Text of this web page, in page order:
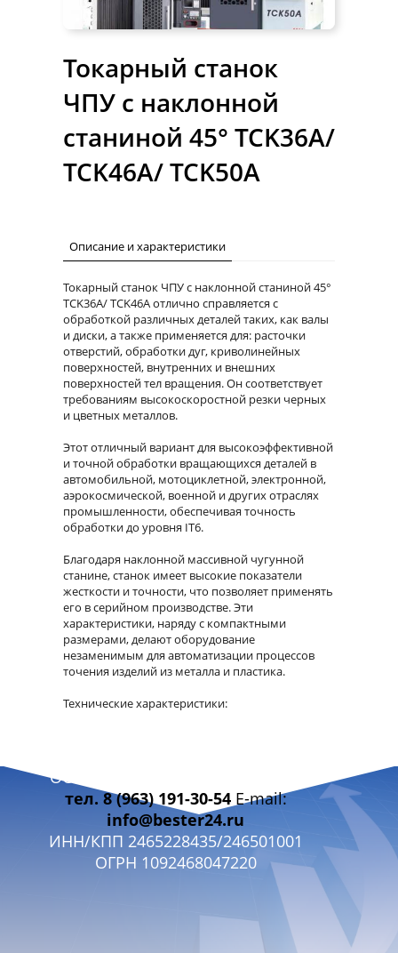
Токарный станок
ЧПУ с наклонной
станиной 45° TCK36A/
TCK46A/ TCK50А
Описание и характеристики
Токарный станок ЧПУ с наклонной станиной 45°
TCK36A/ TCK46A отлично справляется с
обработкой различных деталей таких, как валы
и диски, а также применяется для: расточки
отверстий, обработки дуг, криволинейных
поверхностей, внутренних и внешних
поверхностей тел вращения. Он соответствует
требованиям высокоскоростной резки черных
и цветных металлов.
Этот отличный вариант для высокоэффективной
и точной обработки вращающихся деталей в
автомобильной, мотоциклетной, электронной,
аэрокосмической, военной и других отраслях
промышленности, обеспечивая точность
обработки до уровня IT6.
Благодаря наклонной массивной чугунной
станине, станок имеет высокие показатели
жесткости и точности, что позволяет применять
его в серийном производстве. Эти
характеристики, наряду с компактными
размерами, делают оборудование
незаменимым для автоматизации процессов
точения изделий из металла и пластика.
Технические характеристики:
Макс. диаметр обработки над суппортом: 140 /
260 / 300 мм
Макс. длина заготовки: TCK36A — 300 мм;
TCK46A — 350 мм; TCK50A — 350–1250 мм
Макс. диаметр прутка: 38–44 / 44 / 55–75 мм
Торец шпинделя: GB59001 / А2-5 / А2-5 / А2-6/8
Диаметр отверстия шпинделя: 48–56 / 56 / 66–
Частота вращения шпинделя: 50–4000 / 50–3500
Регулировка скорости: бесступенчатая (все
ООО «БЭСТЭР 24» г. Красноярск
тел. 8 (963) 191-30-54E-mail:
info@bester24.ru
ИНН/КПП 2465228435/246501001
ОГРН 1092468047220